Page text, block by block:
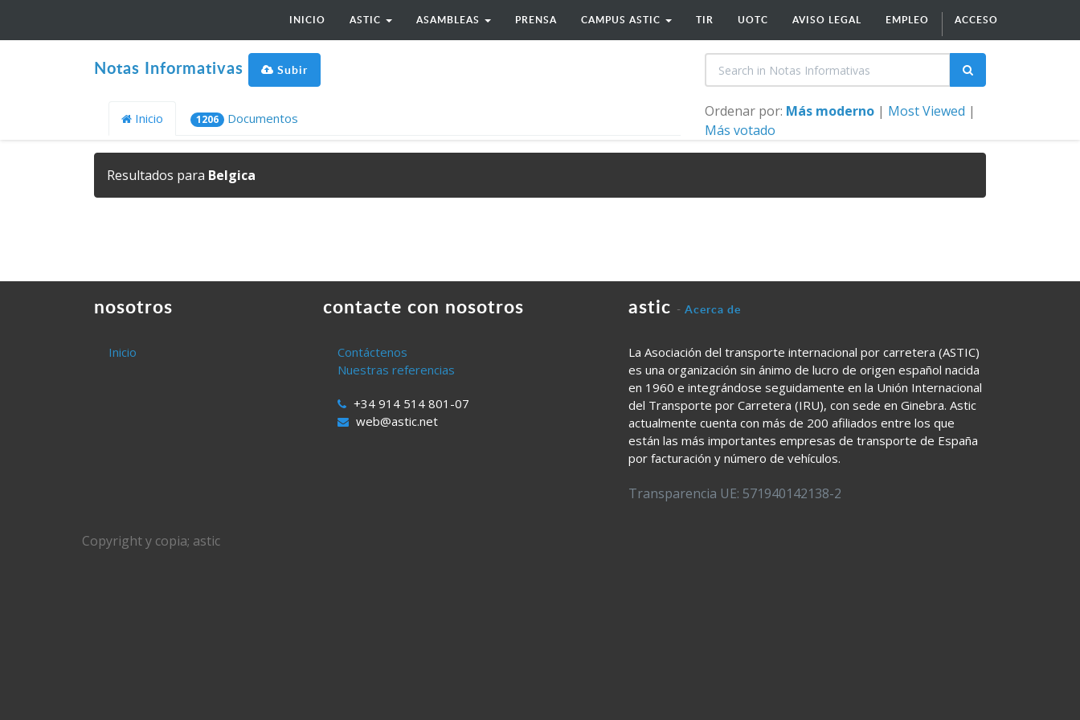
INICIO ASTIC ASAMBLEAS PRENSA CAMPUS ASTIC TIR UOTC AVISO LEGAL EMPLEO ACCESO
Notas Informativas Subir
Inicio 1206 Documentos Ordenar por: Más moderno | Most Viewed |
Más votado
Resultados para Belgica
nosotros
Inicio
contacte con nosotros
Contáctenos
Nuestras referencias
+34 914 514 801-07
web@astic.net
astic - Acerca de
La Asociación del transporte internacional por carretera (ASTIC)
es una organización sin ánimo de lucro de origen español nacida
en 1960 e integrándose seguidamente en la Unión Internacional
del Transporte por Carretera (IRU), con sede en Ginebra. Astic
actualmente cuenta con más de 200 afiliados entre los que
están las más importantes empresas de transporte de España
por facturación y número de vehículos.
Transparencia UE: 571940142138-2
Copyright y copia; astic